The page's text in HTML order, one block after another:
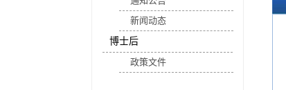
新闻动态
博士后
政策文件